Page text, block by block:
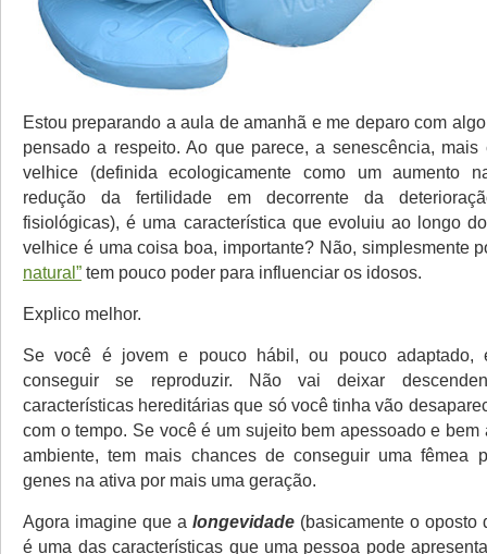
Estou preparando a aula de amanhã e me deparo com
pensado a respeito. Ao que parece, a senescência, mais
velhice (definida ecologicamente como um aumento
redução da fertilidade em decorrente da
fisiológicas), é uma característica que evoluiu ao longo
velhice é uma coisa boa, importante? Não, simplesmente
natural” tem pouco poder para influenciar os idosos.
Explico melhor.
Se você é jovem e pouco hábil, ou pouco adaptado,
conseguir se reproduzir. Não vai deixar
características hereditárias que só você tinha vão
com o tempo. Se você é um sujeito bem apessoado e bem
ambiente, tem mais chances de conseguir uma fêmea
genes na ativa por mais uma geração.
Agora imagine que a longevidade (basicamente o oposto
é uma das características que uma pessoa pode